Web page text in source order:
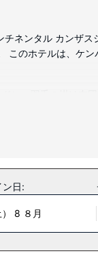
ネンタル カンザ
このホテルは、ケ
ャワー付き浴槽の
のブラッスリーは
を癒してください
ン日:
） 8 ８月